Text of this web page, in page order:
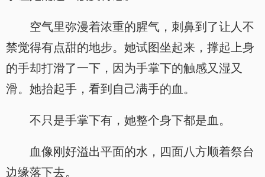
空气里弥漫着浓重的腥气，刺鼻到了让人不
禁觉得有点甜的地步。她试图坐起来，撑起上身
的手却打滑了一下，因为手掌下的触感又湿又
滑。她抬起手，看到自己满手的血。
不只是手掌下有，她整个身下都是血。
血像刚好溢出平面的水，四面八方顺着祭台
边缘落下去。